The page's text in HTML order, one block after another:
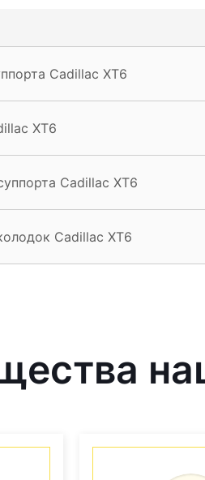
Cadillac XT6
XT6
Cadillac XT6
Cadillac XT6